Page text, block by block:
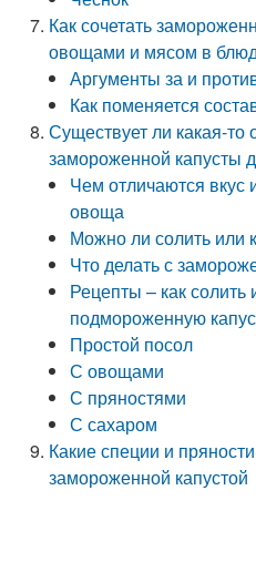
Как сочетать
овощами и мясом в
Аргументы за и
Как поменяется
Существует ли какая-
замороженной капусты
Чем отличаются вкус
овоща
Можно ли солить или
Что делать с
Рецепты – как солить
подмороженную
Простой посол
С овощами
С пряностями
С сахаром
Какие специи и
замороженной капустой